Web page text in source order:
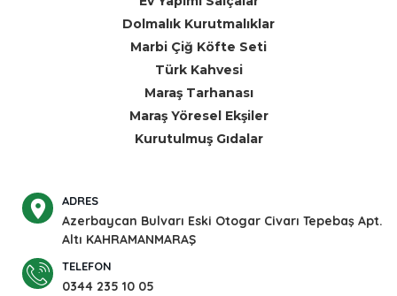
Dolmalık Kurutmalıklar
Marbi Çiğ Köfte Seti
Türk Kahvesi
Maraş Tarhanası
Maraş Yöresel Ekşiler
Kurutulmuş Gıdalar
ADRES
Azerbaycan Bulvarı Eski Otogar Civarı Tepebaş Apt.
Altı KAHRAMANMARAŞ
TELEFON
0344 235 10 05